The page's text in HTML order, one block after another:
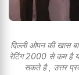
दिल्ली ओपन की खास
रेटिंग 2000 से कम है
सकते है , उत्तर